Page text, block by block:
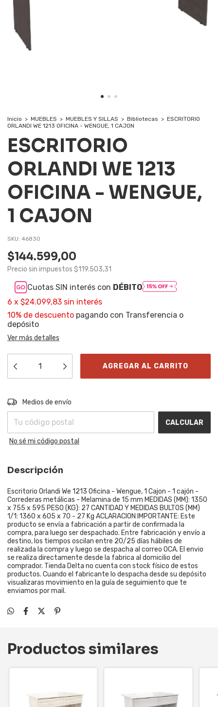
Inicio > MUEBLES > MUEBLES Y SILLAS > Bibliotecas > ESCRITORIO
ORLANDI WE 1213 OFICINA - WENGUE, 1 CAJON
ESCRITORIO
ORLANDI WE 1213
OFICINA - WENGUE,
1 CAJON
SKU: 46830
$144.599,00
Precio sin impuestos $119.503,31
Cuotas SIN interés con DÉBITO
6 x $24.099,83 sin interés
10% de descuento pagando con Transferencia o
depósito
Ver más detalles
Entregas para el CP:
Medios de envío
CALCULAR
No sé mi código postal
Descripción
Escritorio Orlandi We 1213 Oficina - Wengue, 1 Cajon - 1 cajón -
Correderas metálicas - Melamina de 15 mm MEDIDAS (MM): 1350
x 755 x 595 PESO (KG): 27 CANTIDAD Y MEDIDAS BULTOS (MM)
1/1: 1360 x 605 x 70 - 27 Kg ACLARACION IMPORTANTE: Este
producto se envía a fabricación a partir de confirmada la
compra, para luego ser despachado. Entre fabricación y envío a
destino, los tiempos oscilan entre 20/25 días hábiles de
realizada la compra y luego se despacha al correo OCA. El envio
se realiza directamente desde la fabrica al domicilio del
comprador. Tienda Delta no cuenta con stock físico de estos
productos. Cuando el fabricante lo despacha desde su depósito
visualizaras movimiento en la guía de seguimiento que te
enviamos por mail.
Productos similares